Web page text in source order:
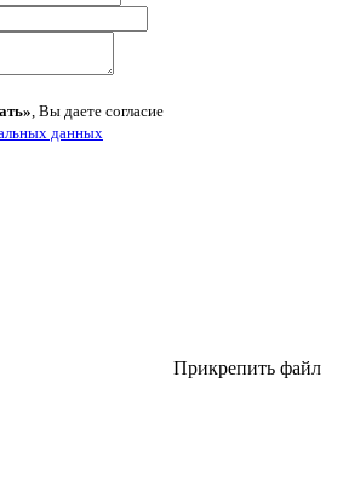
, Вы даете согласие
данных
Прикрепить файл